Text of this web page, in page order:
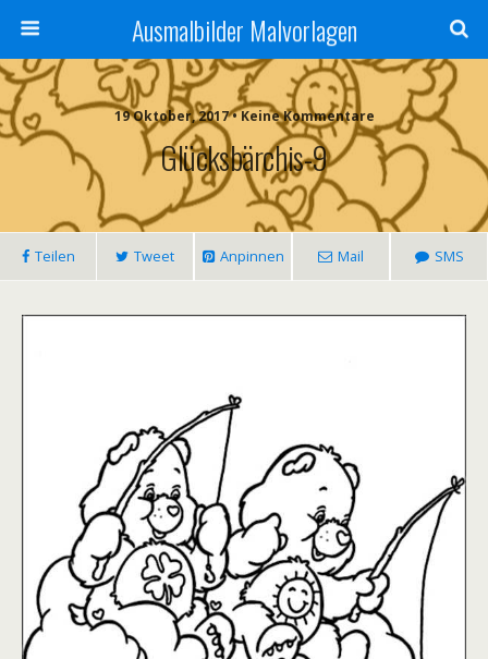
Ausmalbilder Malvorlagen
19 Oktober, 2017 • Keine Kommentare
Glücksbärchis-9
Teilen Tweet Anpinnen Mail SMS